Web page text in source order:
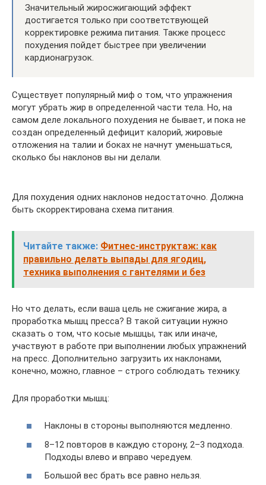
Значительный жиросжигающий эффект
достигается только при соответствующей
корректировке режима питания. Также процесс
похудения пойдет быстрее при увеличении
кардионагрузок.
Существует популярный миф о том, что упражнения
могут убрать жир в определенной части тела. Но, на
самом деле локального похудения не бывает, и пока не
создан определенный дефицит калорий, жировые
отложения на талии и боках не начнут уменьшаться,
сколько бы наклонов вы ни делали.
Для похудения одних наклонов недостаточно. Должна
быть скорректирована схема питания.
Читайте также: Фитнес-инструктаж: как
правильно делать выпады для ягодиц,
техника выполнения с гантелями и без
Но что делать, если ваша цель не сжигание жира, а
проработка мышц пресса? В такой ситуации нужно
сказать о том, что косые мышцы, так или иначе,
участвуют в работе при выполнении любых упражнений
на пресс. Дополнительно загрузить их наклонами,
конечно, можно, главное – строго соблюдать технику.
Для проработки мышц:
Наклоны в стороны выполняются медленно.
8–12 повторов в каждую сторону, 2–3 подхода.
Подходы влево и вправо чередуем.
Большой вес брать все равно нельзя.